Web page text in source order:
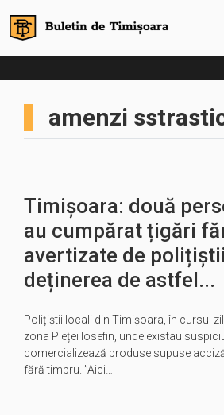
amenzi
Timișoara: două
au cumpărat țigări
avertizate de
deținerea de astfel...
Polițiștii locali din Timișoara, în cursul
zona Pieței Iosefin, unde existau
comercializează produse supuse
fără timbru. ”Aici…